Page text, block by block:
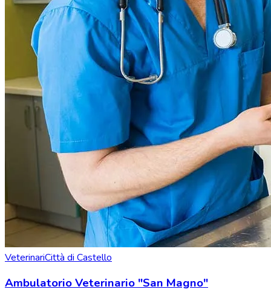
VeterinariCittà di Castello
Ambulatorio Veterinario "San Magno"